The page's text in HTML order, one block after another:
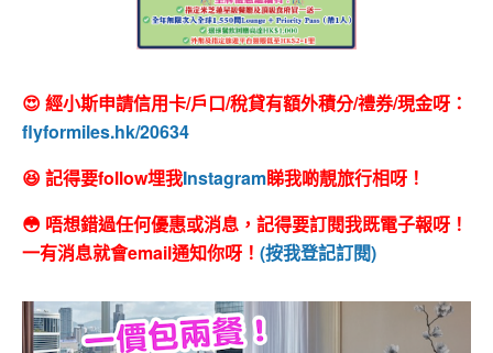
😍 經小斯申請信用卡/戶口/稅貸有額外積分/禮券/現金呀：
flyformiles.hk/20634
😆 記得要follow埋我Instagram睇我啲靚旅行相呀！
😳 唔想錯過任何優惠或消息，記得要訂閱我既電子報呀！
一有消息就會email通知你呀！ (按我登記訂閱)